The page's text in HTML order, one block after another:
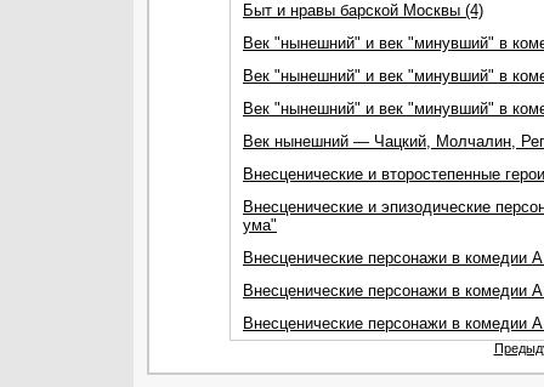
Быт и нравы барской Москвы (4)
Век "нынешний" и век "минувший" в
Век "нынешний" и век "минувший" в
Век "нынешний" и век "минувший" в
Век нынешний — Чацкий, Молчалин,
Внесценические и второстепенные
Внесценические и эпизодические
ума"
Внесценические персонажи в комедии
Внесценические персонажи в комедии
Внесценические персонажи в комедии